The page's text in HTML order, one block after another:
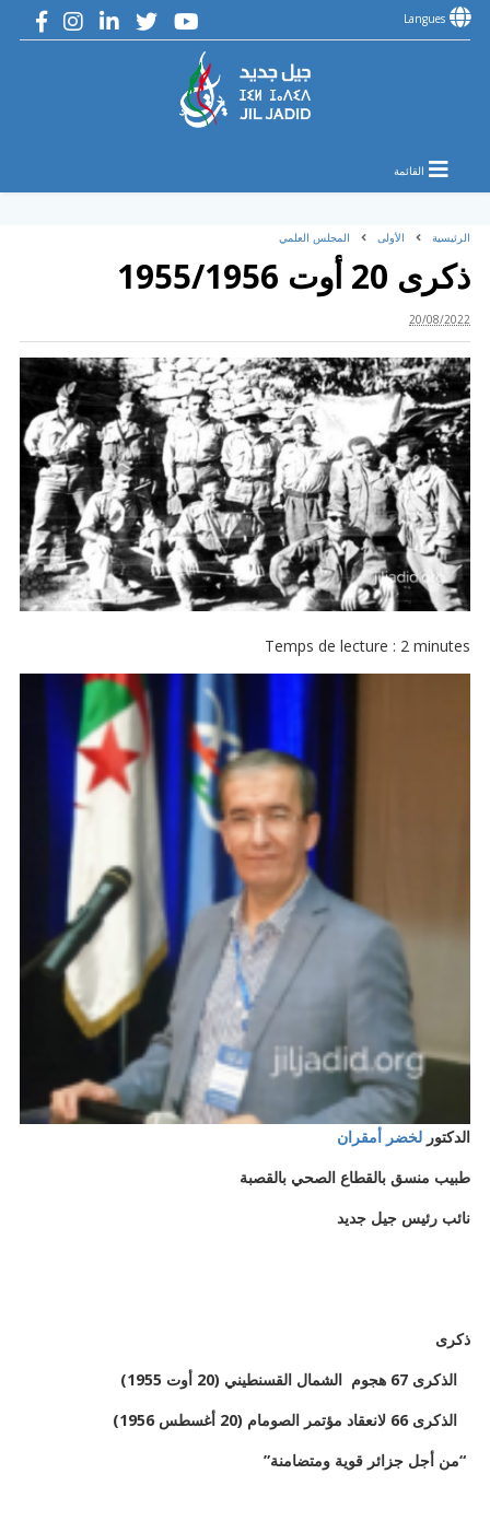
Langues
القائمة
الرئيسية الأولى المجلس العلمي
ذكرى 20 أوت 1955/1956
20/08/2022
Temps de lecture : 2 minutes
الدكتور لخضر أمقران
طبيب منسق بالقطاع الصحي بالقصبة
نائب رئيس جيل جديد
ذكرى
الذكرى 67 هجوم الشمال القسنطيني (20 أوت 1955)
الذكرى 66 لانعقاد مؤتمر الصومام (20 أغسطس 1956)
“من أجل جزائر قوية ومتضامنة”